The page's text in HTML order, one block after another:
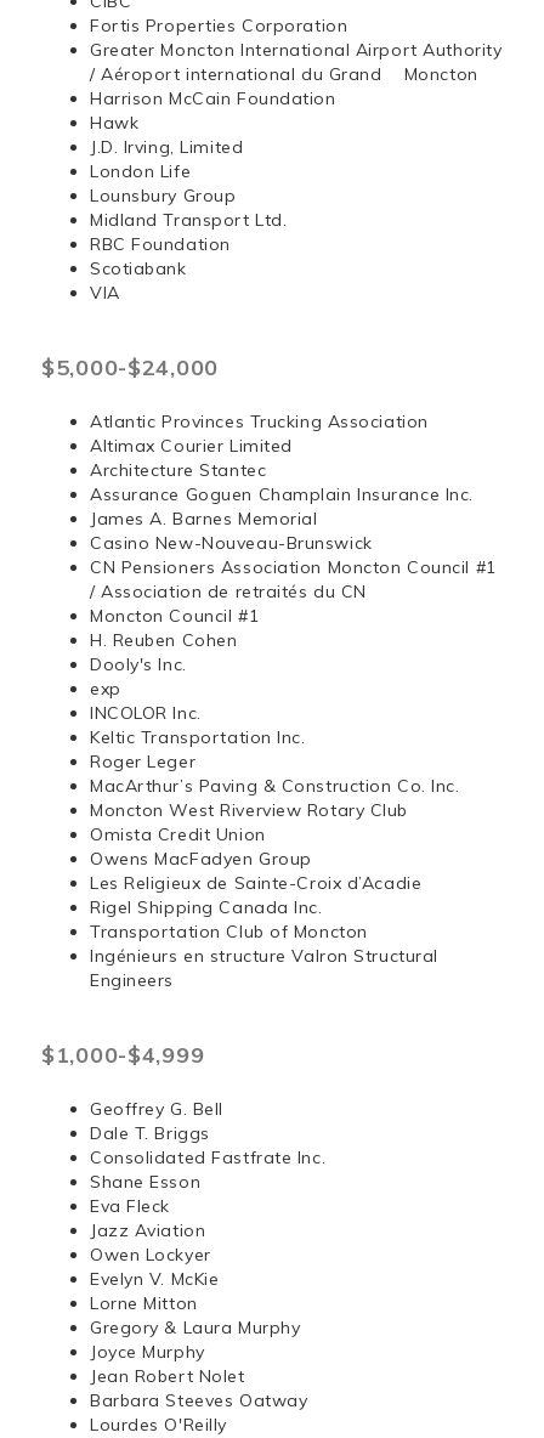
Fortis Properties Corporation
Greater Moncton International Airport Authority
/ Aéroport international du Grand Moncton
Harrison McCain Foundation
Hawk
J.D. Irving, Limited
London Life
Lounsbury Group
Midland Transport Ltd.
RBC Foundation
Scotiabank
VIA
$5,000-$24,000
Atlantic Provinces Trucking Association
Altimax Courier Limited
Architecture Stantec
Assurance Goguen Champlain Insurance Inc.
James A. Barnes Memorial
Casino New-Nouveau-Brunswick
CN Pensioners Association Moncton Council #1
/ Association de retraités du CN
Moncton Council #1
H. Reuben Cohen
Dooly's Inc.
exp
INCOLOR Inc.
Keltic Transportation Inc.
Roger Leger
MacArthur’s Paving & Construction Co. Inc.
Moncton West Riverview Rotary Club
Omista Credit Union
Owens MacFadyen Group
Les Religieux de Sainte-Croix d’Acadie
Rigel Shipping Canada Inc.
Transportation Club of Moncton
Ingénieurs en structure Valron Structural
Engineers
$1,000-$4,999
Geoffrey G. Bell
Dale T. Briggs
Consolidated Fastfrate Inc.
Shane Esson
Eva Fleck
Jazz Aviation
Owen Lockyer
Evelyn V. McKie
Lorne Mitton
Gregory & Laura Murphy
Joyce Murphy
Jean Robert Nolet
Barbara Steeves Oatway
Lourdes O'Reilly